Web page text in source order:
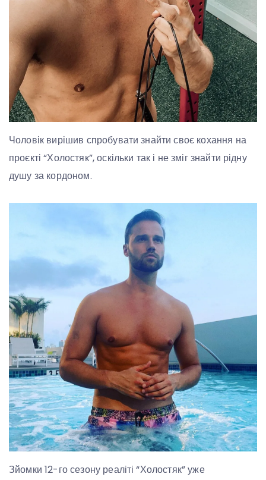
Чоловік вирішив спробувати знайти своє кохання на
проєкті “Холостяк”, оскільки так і не зміг знайти рідну
душу за кордоном.
Зйомки 12-го сезону реаліті “Холостяк” уже